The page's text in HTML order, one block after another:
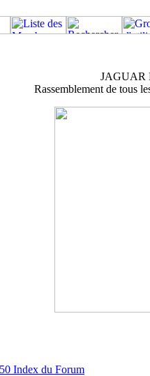
JAGUAR
Rassemblement de tous
Index du Forum